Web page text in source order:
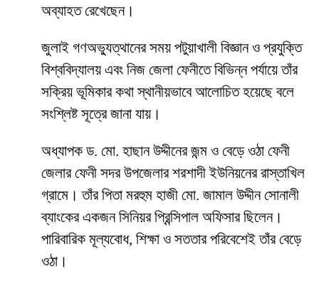
অব্যাহত রেখেছেন।
জুলাই গণঅভ্যুত্থানের সময় পটুয়াখালী বিজ্ঞান ও প্রযুক্তি
বিশ্ববিদ্যালয় এবং নিজ জেলা ফেনীতে বিভিন্ন পর্যায়ে তাঁর
সক্রিয় ভূমিকার কথা স্থানীয়ভাবে আলোচিত হয়েছে বলে
সংশ্লিষ্ট সূত্রে জানা যায়।
অধ্যাপক ড. মো. হাছান উদ্দীনের জন্ম ও বেড়ে ওঠা ফেনী
জেলার ফেনী সদর উপজেলার শরশাদী ইউনিয়নের রাস্তাখিল
গ্রামে। তাঁর পিতা মরহুম হাজী মো. জামাল উদ্দীন সোনালী
ব্যাংকের একজন সিনিয়র প্রিন্সিপাল অফিসার ছিলেন।
পারিবারিক মূল্যবোধ, শিক্ষা ও সততার পরিবেশেই তাঁর বেড়ে
ওঠা।